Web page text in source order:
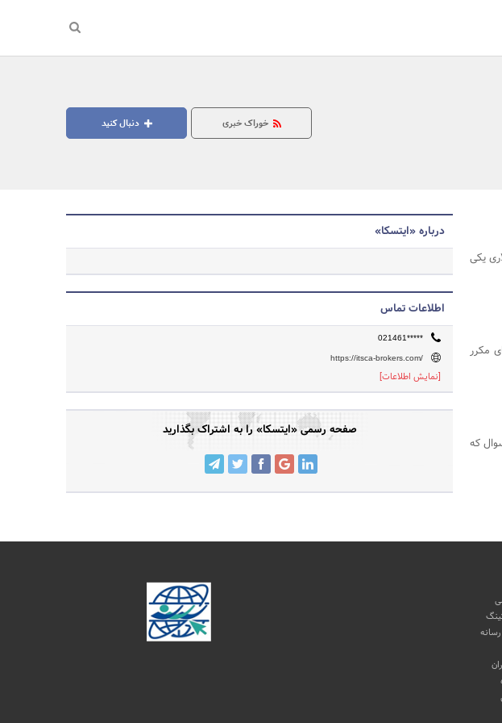
جستجو
دنبال کنید خوراک خبری
یکی
مکرر
که
درباره «ایتسکا»
اطلاعات تماس
021461*****
https://itsca-brokers.com/
[نمایش اطلاعات]
صفحه رسمی «ایتسکا» را به اشتراک بگذارید